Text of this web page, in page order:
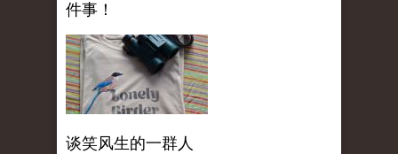
件事！
谈笑风生的一群人